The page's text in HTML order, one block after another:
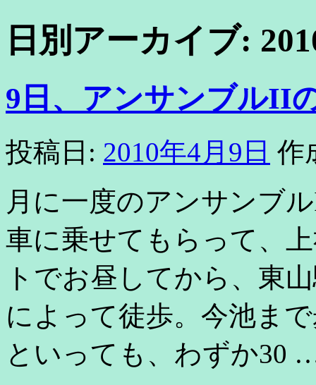
日別アーカイブ:
9日、アンサンブルII
投稿日: 2010年4月9日 作
月に一度のアンサンブ
車に乗せてもらって、
トでお昼してから、東
によって徒歩。今池ま
といっても、わずか30